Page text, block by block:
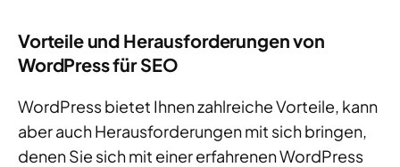
Vorteile und Herausforderungen von
WordPress für SEO
WordPress bietet Ihnen zahlreiche Vorteile, kann
aber auch Herausforderungen mit sich bringen,
denen Sie sich mit einer erfahrenen WordPress